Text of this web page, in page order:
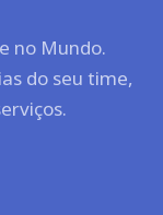
no Mundo.
do seu time,